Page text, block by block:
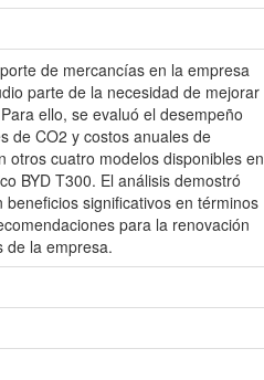
de mercancías en la empresa
parte de la necesidad de mejorar
ello, se evaluó el desempeño
de CO2 y costos anuales de
otros cuatro modelos disponibles en
BYD T300. El análisis demostró
significativos en términos
para la renovación
de la empresa.